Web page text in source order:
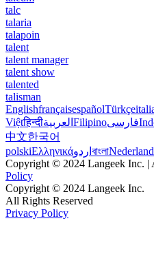
talc
talaria
talapoin
talent
talent manager
talent show
talented
talisman
EnglishfrançaisespañolTürkçe
Việtहिन्दीالعربية Filipinoفارسی
中文한국어
polskiΕλληνικάاردو বাংলা
Copyright © 2024 Langeek Inc. |
Policy
Copyright © 2024 Langeek Inc.
All Rights Reserved
Privacy Policy